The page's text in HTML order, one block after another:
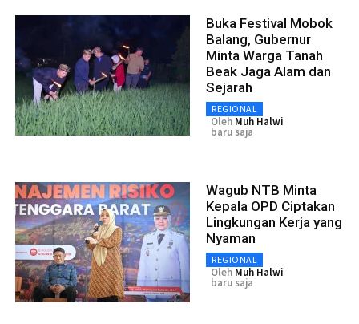
Buka Festival Mobok
Balang, Gubernur
Minta Warga Tanah
Beak Jaga Alam dan
Sejarah
REGIONAL
Oleh Muh Halwi
baru saja
Wagub NTB Minta
Kepala OPD Ciptakan
Lingkungan Kerja yang
Nyaman
REGIONAL
Oleh Muh Halwi
baru saja